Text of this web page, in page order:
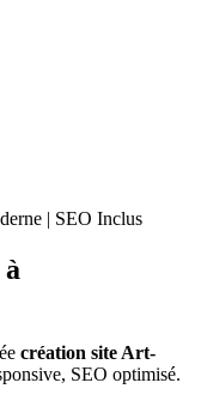
| SEO Inclus
à
création site Art-
SEO optimisé.